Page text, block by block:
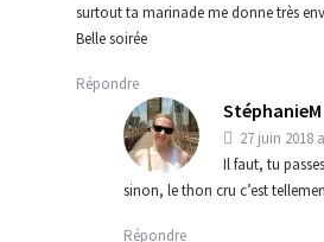
surtout ta marinade me donne très
Belle soirée
Répondre
StéphanieM
27 juin 2018
Il faut, tu
sinon, le thon cru c’est
Répondre